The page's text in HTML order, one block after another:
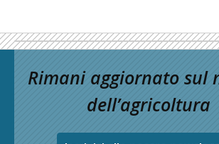
Rimani aggiornato sul
dell’agricoltura